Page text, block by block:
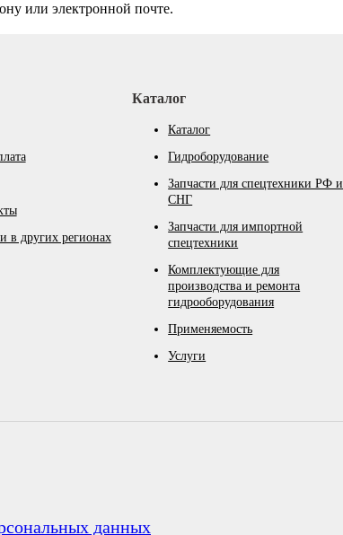
или электронной почте.
в других регионах
Каталог
Каталог
Гидроборудование
Запчасти для спецтехники РФ и
СНГ
Запчасти для импортной
спецтехники
Комплектующие для
производства и ремонта
гидрооборудования
Применяемость
Услуги
данных